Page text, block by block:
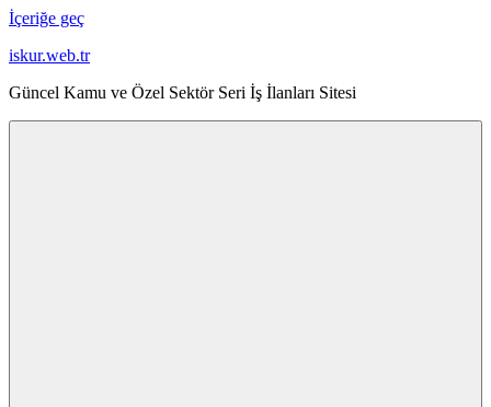
İçeriğe geç
iskur.web.tr
Güncel Kamu ve Özel Sektör Seri İş İlanları Sitesi